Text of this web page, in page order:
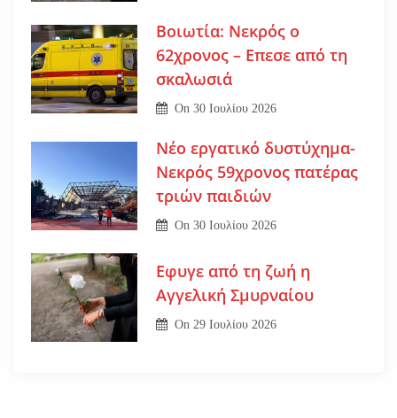
Βοιωτία: Νεκρός ο
62χρονος – Επεσε από τη
σκαλωσιά
On30 Ιουλίου 2026
Νέο εργατικό δυστύχημα-
Νεκρός 59χρονος πατέρας
τριών παιδιών
On30 Ιουλίου 2026
Εφυγε από τη ζωή η
Αγγελική Σμυρναίου
On29 Ιουλίου 2026